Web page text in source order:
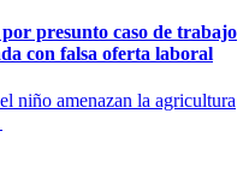
presunto caso de trabajo
con falsa oferta laboral